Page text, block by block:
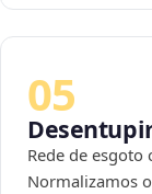
05
Rede de
Normalizamos